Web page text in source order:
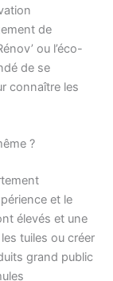
de
ou l’éco-
de se
connaître les
?
et le
élevés et une
tuiles ou créer
grand public